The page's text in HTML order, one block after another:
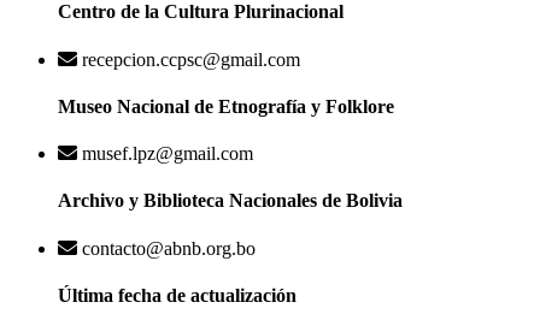
Centro de la Cultura Plurinacional
recepcion.ccpsc@gmail.com
Museo Nacional de Etnografía y Folklore
musef.lpz@gmail.com
Archivo y Biblioteca Nacionales de Bolivia
contacto@abnb.org.bo
Última fecha de actualización